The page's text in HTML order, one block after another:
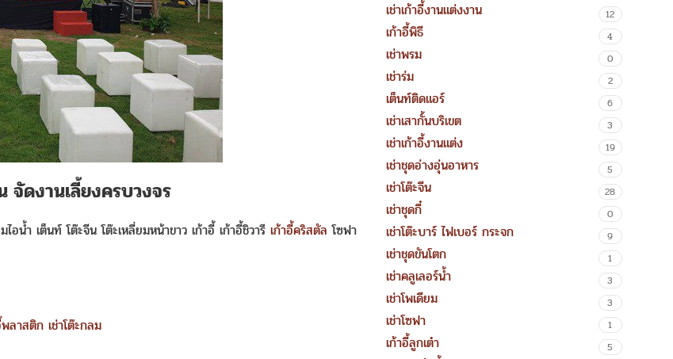
จัดงานเลี้ยงครบวงจร
น้ำ เต็นท์ โต๊ะจีน โต๊ะเหลี่ยมหน้าขาว เก้าอี้ เก้าอี้ชิวารี เก้าอี้คริสตัล โซฟา
พลาสติก เช่าโต๊ะกลม
เช่าเก้าอี้งานแต่งงาน 12
เก้าอี้พิธี 4
เช่าพรม 0
เช่าร่ม 2
เต็นท์ติดแอร์ 6
เช่าเสากั้นบริเขต 3
เช่าเก้าอี้งานแต่ง 19
เช่าชุดอ่างอุ่นอาหาร 5
เช่าโต๊ะจีน 28
เช่าชุดกี๋ 0
เช่าโต๊ะบาร์ ไฟเบอร์ กระจก 9
เช่าชุดขันโตก 1
เช่าคลูเลอร์น้ำ 3
เช่าโพเดียม 3
เช่าโซฟา 1
เก้าอี้ลูกเต๋า 5